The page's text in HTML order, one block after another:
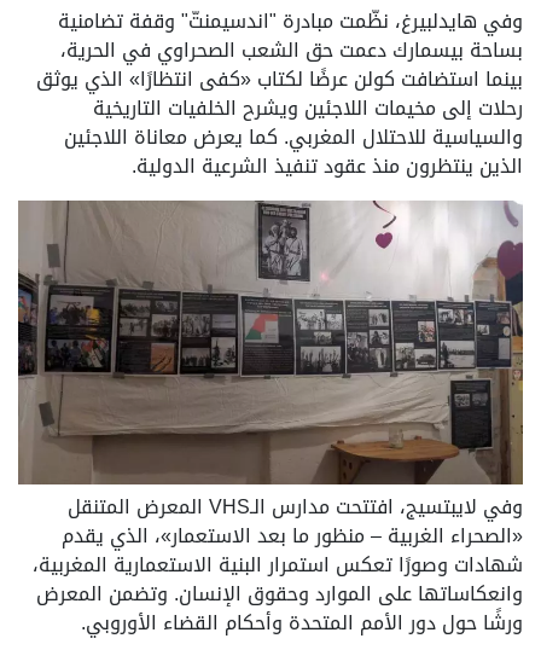
وفي هايدلبيرغ، نظّمت مبادرة "اندسيمنتّ" وقفة تضامنية
بساحة بيسمارك دعمت حق الشعب الصحراوي في الحرية،
بينما استضافت كولن عرضًا لكتاب «كفى انتظارًا» الذي يوثق
رحلات إلى مخيمات اللاجئين ويشرح الخلفيات التاريخية
والسياسية للاحتلال المغربي. كما يعرض معاناة اللاجئين
الذين ينتظرون منذ عقود تنفيذ الشرعية الدولية.
وفي لايبتسيج، افتتحت مدارس الـVHS المعرض المتنقل
«الصحراء الغربية – منظور ما بعد الاستعمار»، الذي يقدم
شهادات وصورًا تعكس استمرار البنية الاستعمارية المغربية،
وانعكاساتها على الموارد وحقوق الإنسان. وتضمن المعرض
ورشًا حول دور الأمم المتحدة وأحكام القضاء الأوروبي.